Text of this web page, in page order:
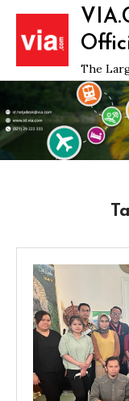
Skip
content
The